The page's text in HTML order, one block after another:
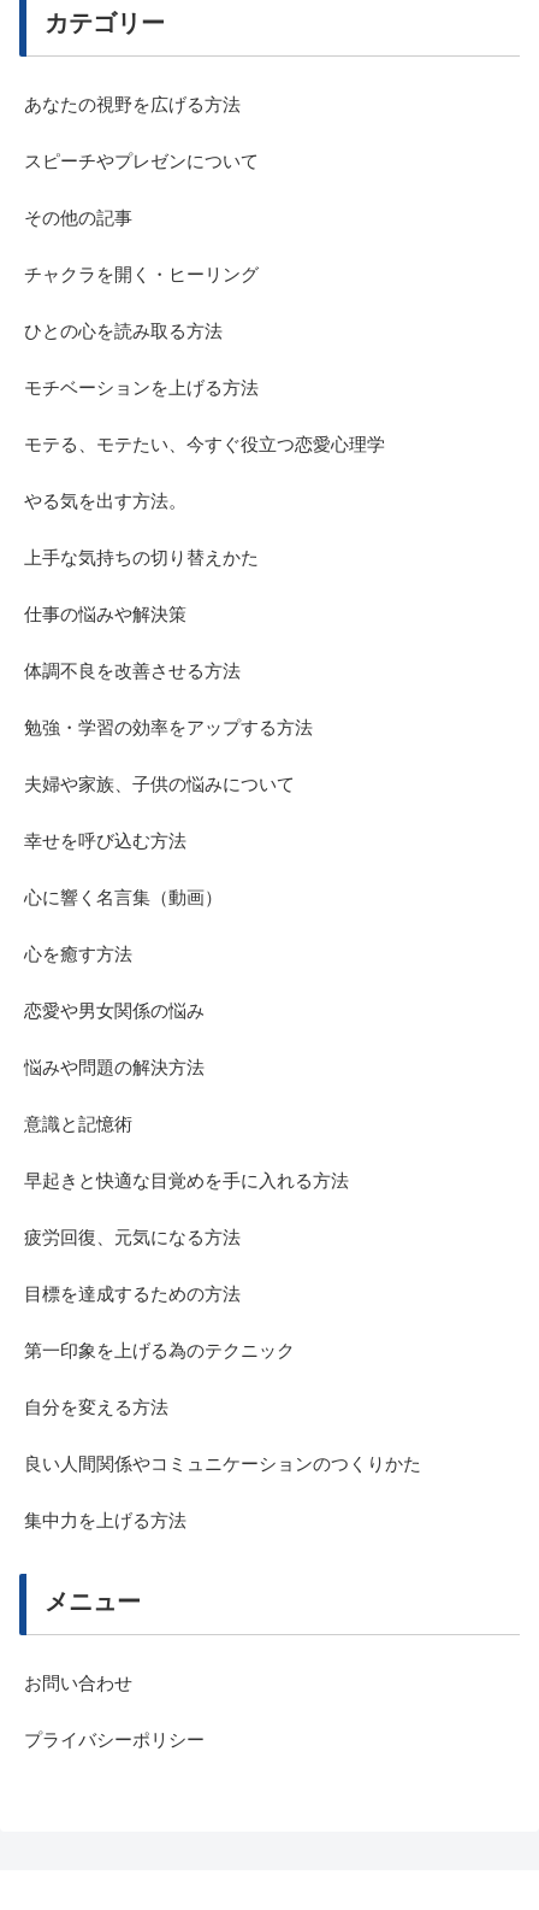
カテゴリー
あなたの視野を広げる方法
スピーチやプレゼンについて
その他の記事
チャクラを開く・ヒーリング
ひとの心を読み取る方法
モチベーションを上げる方法
モテる、モテたい、今すぐ役立つ恋愛心理学
やる気を出す方法。
上手な気持ちの切り替えかた
仕事の悩みや解決策
体調不良を改善させる方法
勉強・学習の効率をアップする方法
夫婦や家族、子供の悩みについて
幸せを呼び込む方法
心に響く名言集（動画）
心を癒す方法
恋愛や男女関係の悩み
悩みや問題の解決方法
意識と記憶術
早起きと快適な目覚めを手に入れる方法
疲労回復、元気になる方法
目標を達成するための方法
第一印象を上げる為のテクニック
自分を変える方法
良い人間関係やコミュニケーションのつくりかた
集中力を上げる方法
メニュー
お問い合わせ
プライバシーポリシー